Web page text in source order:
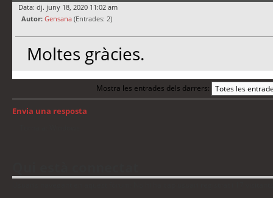
Data: dj. juny 18, 2020 11:02 am
Autor: Gensana (Entrades: 2)
Moltes gràcies.
Mostra les entrades dels darrers:
Envia una resposta